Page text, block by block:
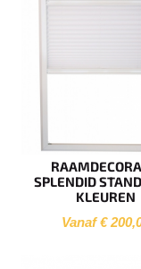
SPLENDID
KLEUREN
Vanaf €